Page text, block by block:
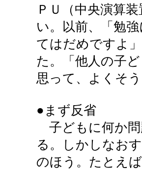
ＰＵ（中央演算
い。以前、「勉
てはだめですよ
た。「他人の子
思って、よくそ
●まず反省
子どもに何か問
る。しかしなお
のほう。たとえ